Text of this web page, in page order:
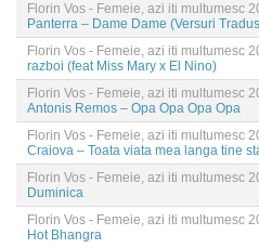
Florin Vos - Femeie, azi iti multumesc
Panterra – Dame Dame (Versuri
Florin Vos - Femeie, azi iti multumesc
razboi (feat Miss Mary x El Nino)
Florin Vos - Femeie, azi iti multumesc
Antonis Remos – Opa Opa Opa Opa
Florin Vos - Femeie, azi iti multumesc
Craiova – Toata viata mea langa tine
Florin Vos - Femeie, azi iti multumesc
Duminica
Florin Vos - Femeie, azi iti multumesc
Hot Bhangra